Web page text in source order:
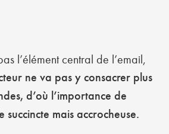
l’élément central de l’email,
ne va pas y consacrer plus
d’où l’importance de
succincte mais accrocheuse.